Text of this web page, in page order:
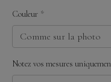
Couleur
Notez vos mesures